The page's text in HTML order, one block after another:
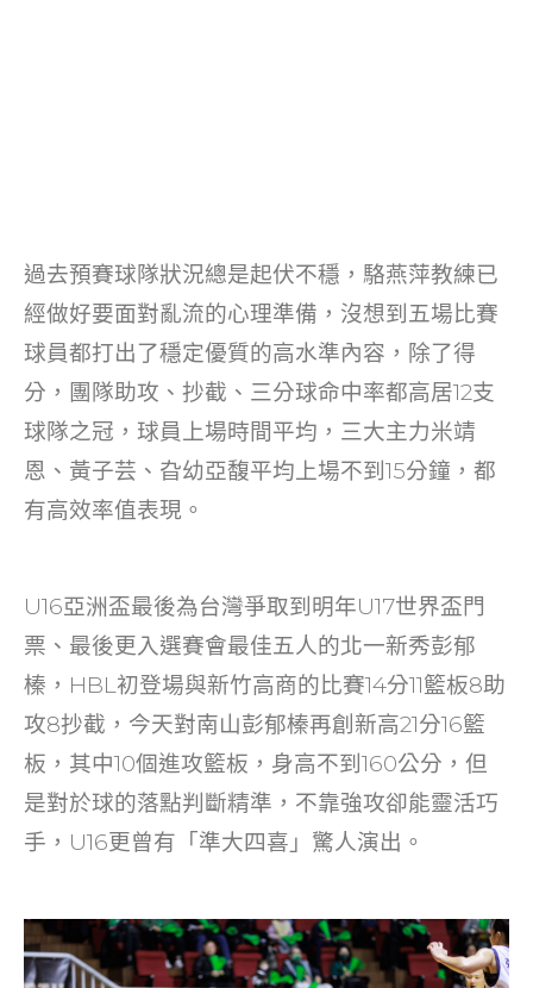
過去預賽球隊狀況總是起伏不穩，駱燕萍教練已
經做好要面對亂流的心理準備，沒想到五場比賽
球員都打出了穩定優質的高水準內容，除了得
分，團隊助攻、抄截、三分球命中率都高居12支
球隊之冠，球員上場時間平均，三大主力米靖
恩、黃子芸、旮幼亞馥平均上場不到15分鐘，都
有高效率值表現。
U16亞洲盃最後為台灣爭取到明年U17世界盃門
票、最後更入選賽會最佳五人的北一新秀彭郁
榛，HBL初登場與新竹高商的比賽14分11籃板8助
攻8抄截，今天對南山彭郁榛再創新高21分16籃
板，其中10個進攻籃板，身高不到160公分，但
是對於球的落點判斷精準，不靠強攻卻能靈活巧
手，U16更曾有「準大四喜」驚人演出。